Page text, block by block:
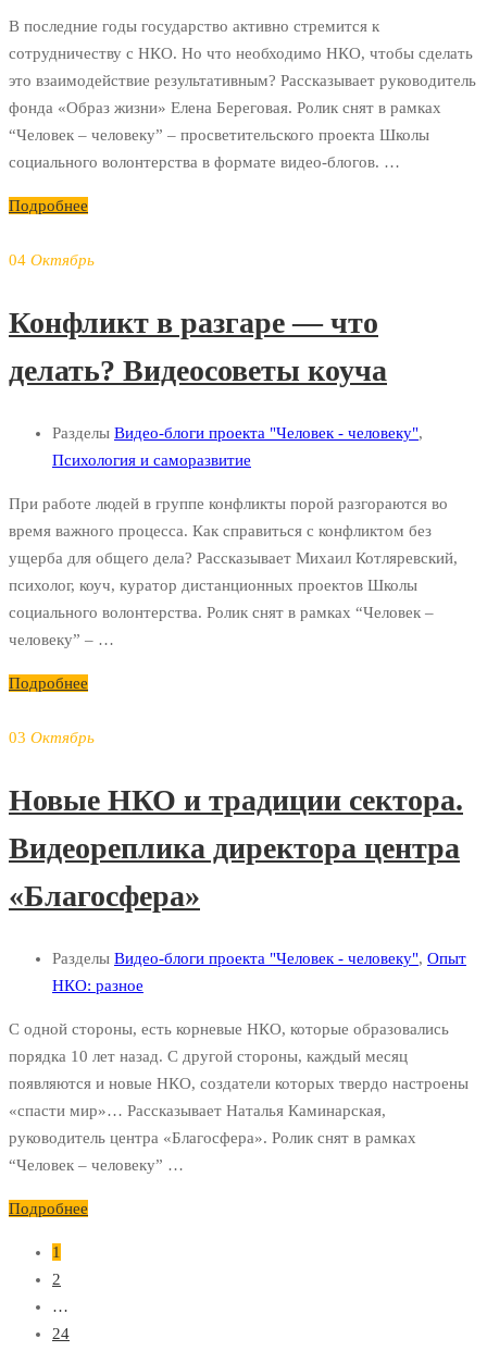
В последние годы государство активно стремится к
сотрудничеству с НКО. Но что необходимо НКО, чтобы сделать
это взаимодействие результативным? Рассказывает руководитель
фонда «Образ жизни» Елена Береговая. Ролик снят в рамках
“Человек – человеку” – просветительского проекта Школы
социального волонтерства в формате видео-блогов. …
Подробнее
04 Октябрь
Конфликт в разгаре — что
делать? Видеосоветы коуча
Разделы Видео-блоги проекта "Человек - человеку",
Психология и саморазвитие
При работе людей в группе конфликты порой разгораются во
время важного процесса. Как справиться с конфликтом без
ущерба для общего дела? Рассказывает Михаил Котляревский,
психолог, коуч, куратор дистанционных проектов Школы
социального волонтерства. Ролик снят в рамках “Человек –
человеку” – …
Подробнее
03 Октябрь
Новые НКО и традиции сектора.
Видеореплика директора центра
«Благосфера»
Разделы Видео-блоги проекта "Человек - человеку", Опыт
НКО: разное
С одной стороны, есть корневые НКО, которые образовались
порядка 10 лет назад. С другой стороны, каждый месяц
появляются и новые НКО, создатели которых твердо настроены
«спасти мир»… Рассказывает Наталья Каминарская,
руководитель центра «Благосфера». Ролик снят в рамках
“Человек – человеку” …
Подробнее
1
2
…
24